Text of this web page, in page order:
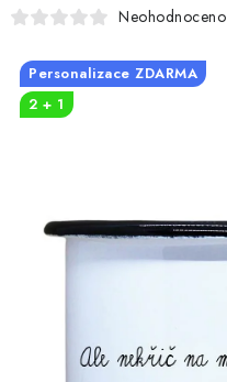
PRO PÁRY
VLASTNÍ MOTIV
MIKINY
Neohodnoceno
Personalizace ZDARMA
2 + 1